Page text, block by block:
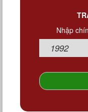
Nhập